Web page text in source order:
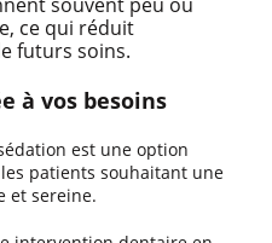
ce qui réduit
futurs soins.
à vos besoins
est une option
patients souhaitant une
et sereine.